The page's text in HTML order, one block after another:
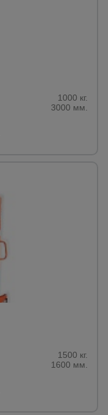
1000 кг.
3000 мм.
1500 кг.
1600 мм.